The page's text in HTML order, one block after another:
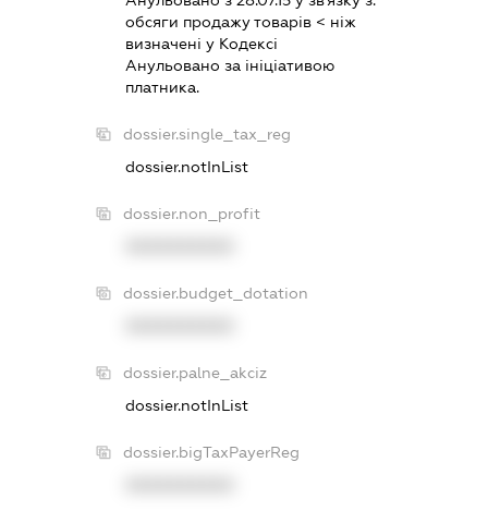
обсяги продажу товарiв < нiж
визначенi у Кодексi
Анульовано за iнiцiативою
платника.
dossier.single_tax_reg
dossier.notInList
dossier.non_profit
dossier.budget_dotation
dossier.palne_akciz
dossier.notInList
dossier.bigTaxPayerReg